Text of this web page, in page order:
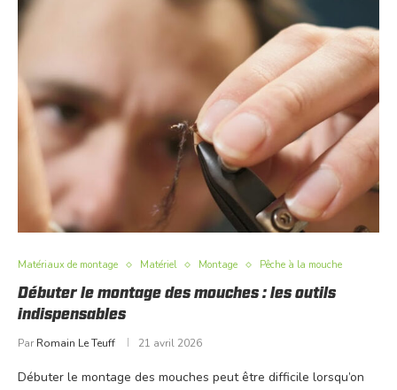
Matériaux de montage Matériel Montage Pêche à la mouche
Débuter le montage des mouches : les outils
indispensables
Par Romain Le Teuff 21 avril 2026
Débuter le montage des mouches peut être difficile lorsqu’on